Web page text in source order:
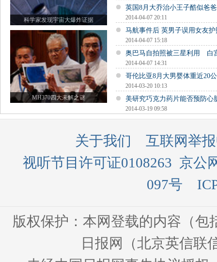
科学家发现宇宙大爆炸证据
MH370四大未解之谜
英国8月大乔治小王子酷似爸
2014-04-07 20:11
马航事件后 英男子误用女友
2014-04-07 15:18
奥巴马自拍照被三星利用 白
2014-04-07 14:31
哥伦比亚8月大男婴体重近20
2014-03-20 10:13
美研究巧克力药片能否预防心
2014-03-19 09:58
关于我们
互联网举
视听节目许可证0108263 京公
097号
版权保护：本网登载的内容（
日报网（北京英信联